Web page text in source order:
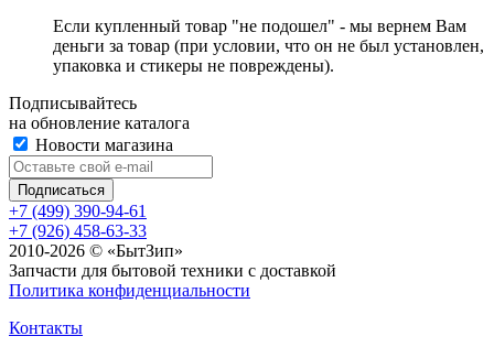
Если купленный товар "не подошел" - мы вернем Вам
деньги за товар (при условии, что он не был установлен,
упаковка и стикеры не повреждены).
Подписывайтесь
на обновление каталога
Новости магазина
+7 (499) 390-94-61
+7 (926) 458-63-33
2010-2026 © «БытЗип»
Запчасти для бытовой техники с доставкой
Политика конфиденциальности
Контакты